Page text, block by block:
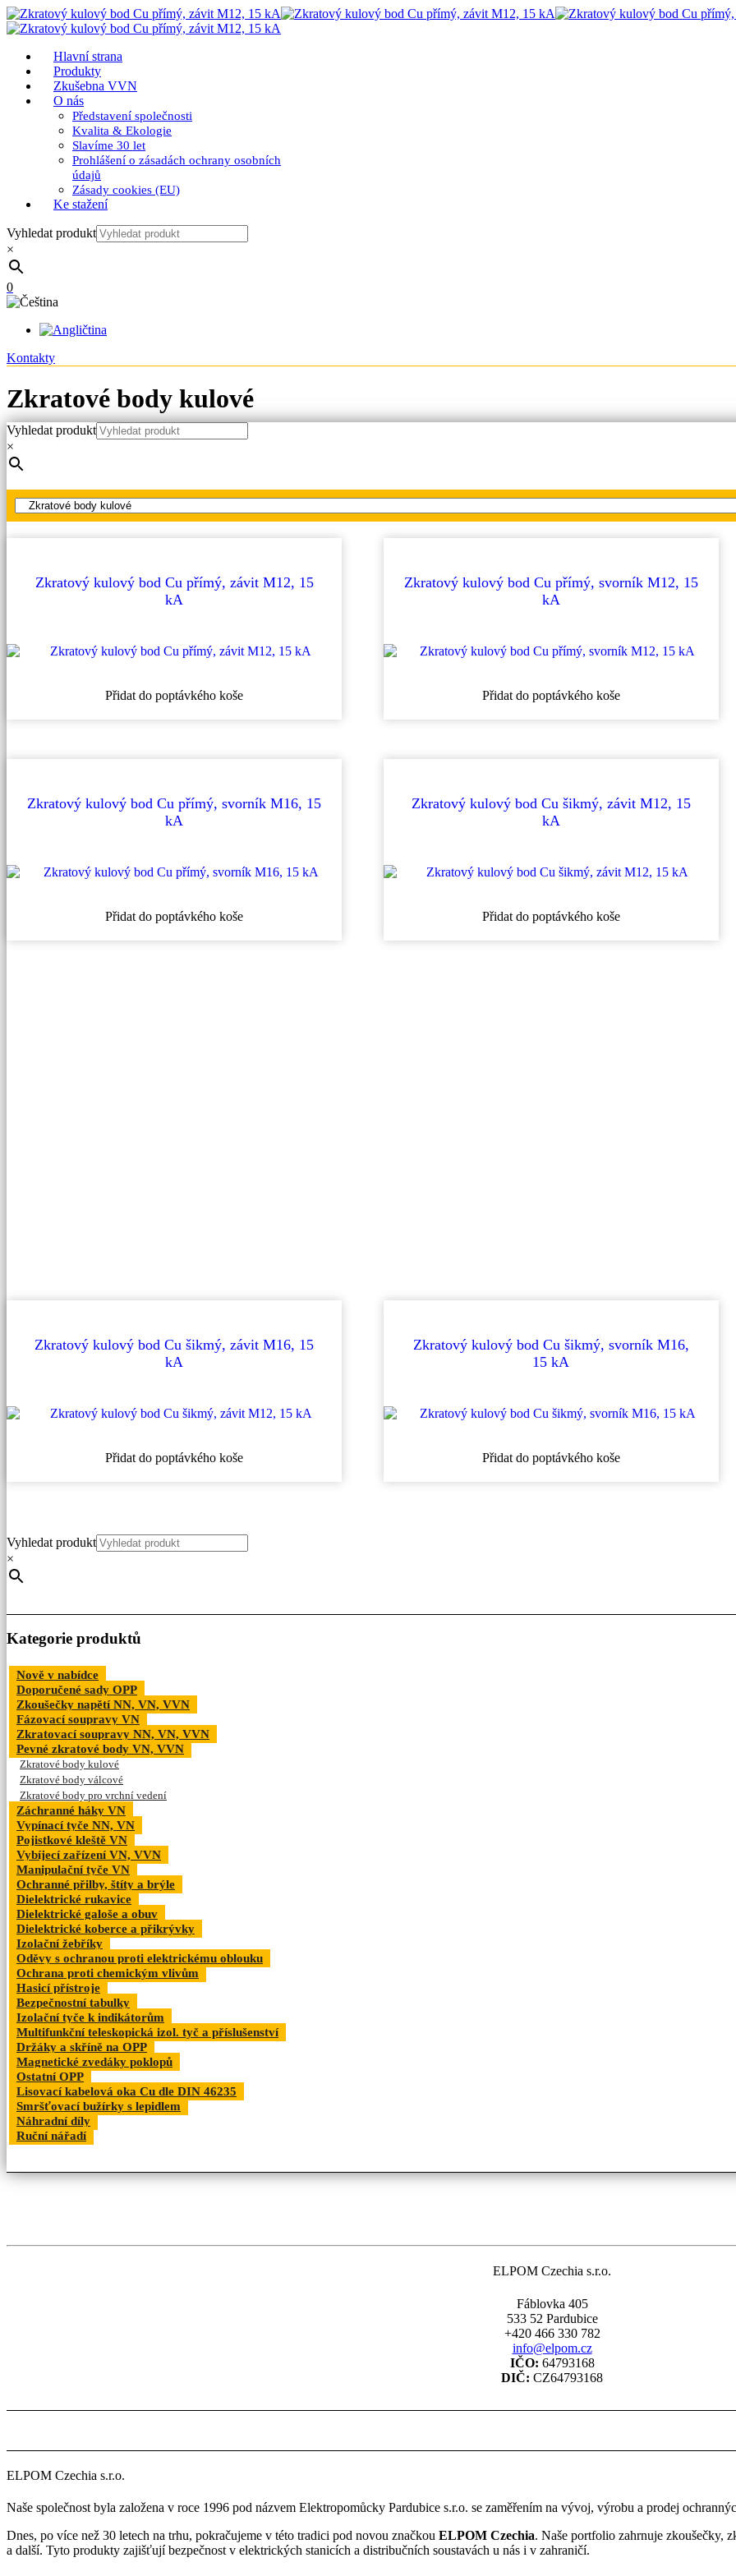
Hlavní strana
Produkty
Zkušebna VVN
O nás
Představení společnosti
Kvalita & Ekologie
Slavíme 30 let
Prohlášení o zásadách ochrany osobních
údajů
Zásady cookies (EU)
Ke stažení
Vyhledat produkt
×
0
Kontakty
Zkratové body kulové
Hlavní strana
Produkty
Pevné zkratové body VN, VVN
Vyhledat produkt
×
Zkratový kulový bod Cu přímý, závit M12, 15
kA
Přidat do poptávkého koše
Zkratový kulový bod Cu přímý, svorník M12, 15
kA
Přidat do poptávkého koše
Zkratový kulový bod Cu přímý, svorník M16, 15
kA
Přidat do poptávkého koše
Zkratový kulový bod Cu šikmý, závit M12, 15
kA
Přidat do poptávkého koše
Zkratový kulový bod Cu šikmý, závit M16, 15
kA
Přidat do poptávkého koše
Zkratový kulový bod Cu šikmý, svorník M16,
15 kA
Přidat do poptávkého koše
Vyhledat produkt
×
Kategorie produktů
Nově v nabídce
Doporučené sady OPP
Zkoušečky napětí NN, VN, VVN
Fázovací soupravy VN
Zkratovací soupravy NN, VN, VVN
Pevné zkratové body VN, VVN
Zkratové body kulové
Zkratové body válcové
Zkratové body pro vrchní vedení
Záchranné háky VN
Vypínací tyče NN, VN
Pojistkové kleště VN
Vybíjecí zařízení VN, VVN
Manipulační tyče VN
Ochranné přilby, štíty a brýle
Dielektrické rukavice
Dielektrické galoše a obuv
Dielektrické koberce a přikrývky
Izolační žebříky
Oděvy s ochranou proti elektrickému oblouku
Ochrana proti chemickým vlivům
Hasicí přístroje
Bezpečnostní tabulky
Izolační tyče k indikátorům
Multifunkční teleskopická izol. tyč a příslušenství
Držáky a skříně na OPP
Magnetické zvedáky poklopů
Ostatní OPP
Lisovací kabelová oka Cu dle DIN 46235
Smršťovací bužírky s lepidlem
Náhradní díly
Ruční nářadí
ELPOM Czechia s.r.o.
Fáblovka 405
533 52 Pardubice
+420 466 330 782
info@elpom.cz
IČO: 64793168
DIČ: CZ64793168
ELPOM Czechia s.r.o.
Naše společnost byla založena v roce 1996 pod názvem Elektropomůcky Pardubice s.r.o. se zaměřením na vývoj, výrobu a prodej
Dnes, po více než 30 letech na trhu, pokračujeme v této tradici pod novou značkou ELPOM Czechia. Naše portfolio zahrnuje zkoušečky,
a další. Tyto produkty zajišťují bezpečnost v elektrických stanicích a distribučních soustavách u nás i v zahraničí.